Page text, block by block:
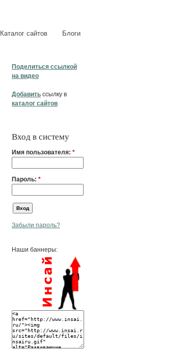
Каталог сайтов Блоги
Поделиться ссылкой
на видео
Добавить ссылку в
каталог сайтов
Вход в систему
Имя пользователя: *
Пароль: *
Забыли пароль?
Наши баннеры: